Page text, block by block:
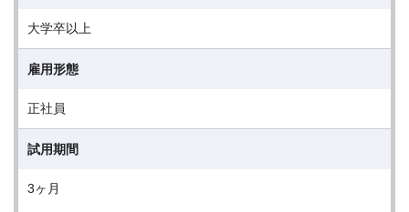
大学卒以上
雇用形態
正社員
試用期間
3ヶ月